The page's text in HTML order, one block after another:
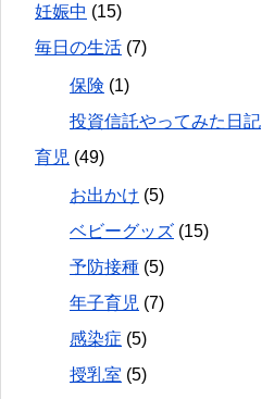
妊娠中 (15)
毎日の生活 (7)
保険 (1)
投資信託やってみた日記
育児 (49)
お出かけ (5)
ベビーグッズ (15)
予防接種 (5)
年子育児 (7)
感染症 (5)
授乳室 (5)